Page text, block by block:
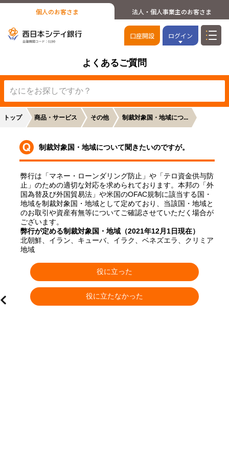
個人のお客さま 法人・個人事業主のお客さま
口座開設 ログイン
よくあるご質問
トップ 商品・サービス その他 制裁対象国・地域につ...
制裁対象国・地域について聞きたいのですが。
弊行は「マネー・ローンダリング防止」や「テロ資金供与防
止」のための適切な対応を求められております。本邦の「外
国為替及び外国貿易法」や米国のOFAC規制に該当する国・
地域を制裁対象国・地域として定めており、当該国・地域と
のお取引や資産有無等についてご確認させていただく場合が
ございます。
弊行が定める制裁対象国・地域（2021年12月1日現在）
北朝鮮、イラン、キューバ、イラク、ベネズエラ、クリミア
地域
役に立った
役に立たなかった